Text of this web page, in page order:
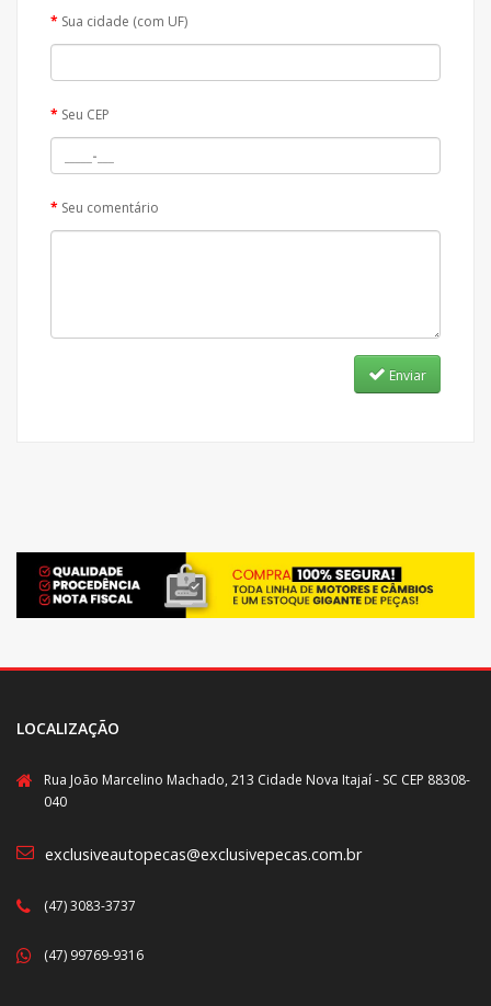
Sua cidade (com UF)
Seu CEP
Seu comentário
Enviar
LOCALIZAÇÃO
Rua João Marcelino Machado, 213 Cidade Nova Itajaí - SC CEP 88308-
040
exclusiveautopecas@exclusivepecas.com.br
(47) 3083-3737
(47) 99769-9316